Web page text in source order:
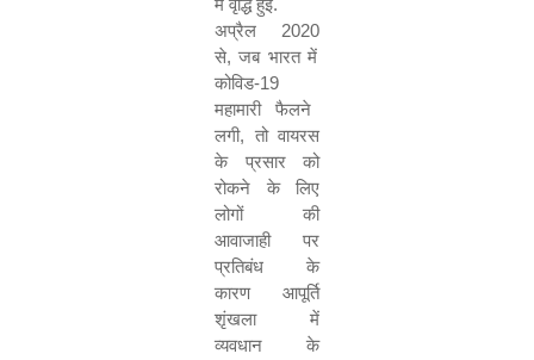
में वृद्धि हुई.
अप्रैल 2020
से,जब भारत में
कोविड-19
महामारी फैलने
लगी, तो वायरस
के प्रसार को
रोकने के लिए
लोगों की
आवाजाही पर
प्रतिबंध के
कारण आपूर्ति
शृंखला में
व्यवधान के